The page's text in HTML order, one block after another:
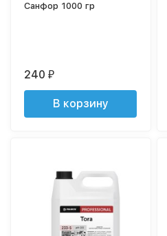
Санфор 1000 гр
240₽
В корзину